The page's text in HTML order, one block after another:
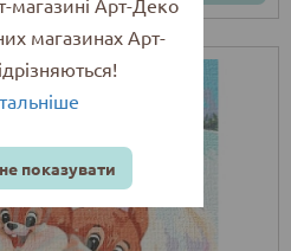
магазині Арт-Деко
магазинах Арт-
показувати